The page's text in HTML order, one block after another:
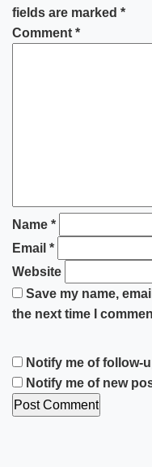
fields are marked *
Comment *
Name *
Email *
Website
Save my name,
the next time I
Notify me of follow-
Notify me of new